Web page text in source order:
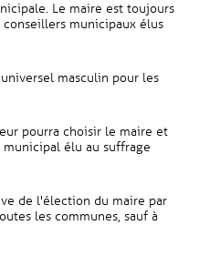
Le maire est toujours
municipaux élus
masculin pour les
pourra choisir le maire et
élu au suffrage
de l'élection du maire par
les communes, sauf à